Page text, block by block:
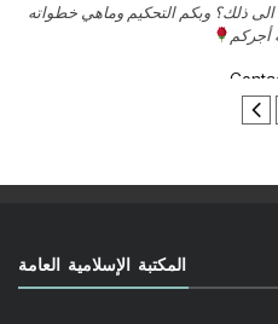
أرغب بنشر كتابي معكم
المكتبة الإسلامية العامة